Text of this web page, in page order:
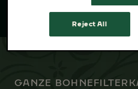
GANZE BOHNE
Reject All